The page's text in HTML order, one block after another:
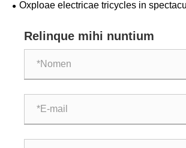
Oxploae electricae tricycles in
mobilitate conciliaret.
Relinque mihi nuntium